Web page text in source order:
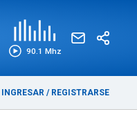
90.1 Mhz
INGRESAR / REGISTRARSE